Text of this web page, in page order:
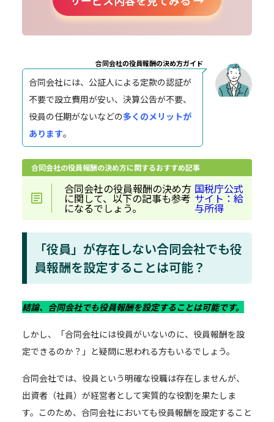
合同会社の役員報酬の決め方ガイド
合同会社には、公証人による定款の認証が
不要で設立費用が安い、決算公告が不要、
役員の任期がないなどの多くのメリットが
あります。
合同会社の役員報酬の決め方に関するおすすめ記事
合同会社の役員報酬の決め方
に関して、以下の記事も参考
になるでしょう。
国税庁公式
サイト：給
与所得
「役員」が存在しない合同会社でも役
員報酬を設定することは可能？
結論、合同会社でも役員報酬を設定することは可能です。
しかし、「合同会社には役員がいないのに、役員報酬を設
定できるのか？」と疑問に思われる方もいるでしょう。
合同会社では、役員という明確な役職は存在しませんが、
出資者（社員）が経営者として実質的な役割を果たしま
す。このため、合同会社においても役員報酬を設定すること